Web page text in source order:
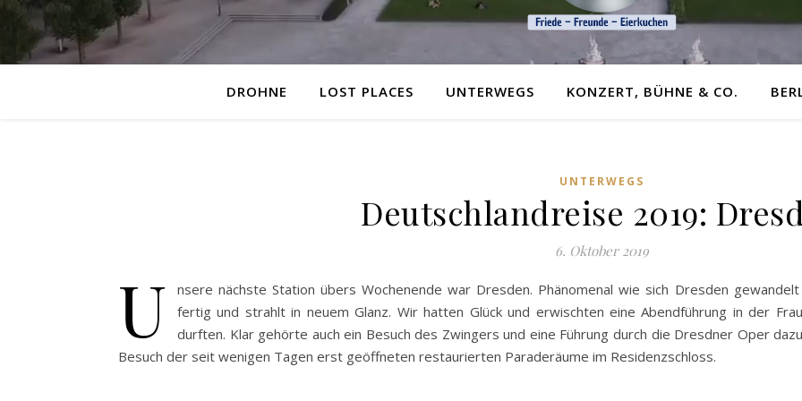
DROHNE LOST PLACES UNTERWEGS KONZERT, BÜHNE & CO.
UNTERWEGS
Deutschlandreise 2019:
6. Oktober 2019
U
nsere nächste Station übers Wochenende war Dresden. Phänomenal wie sich Dresden
fertig und strahlt in neuem Glanz. Wir hatten Glück und erwischten eine Abendführung in der
durften. Klar gehörte auch ein Besuch des Zwingers und eine Führung durch die Dresdner Oper
Besuch der seit wenigen Tagen erst geöffneten restaurierten Paraderäume im Residenzschloss.